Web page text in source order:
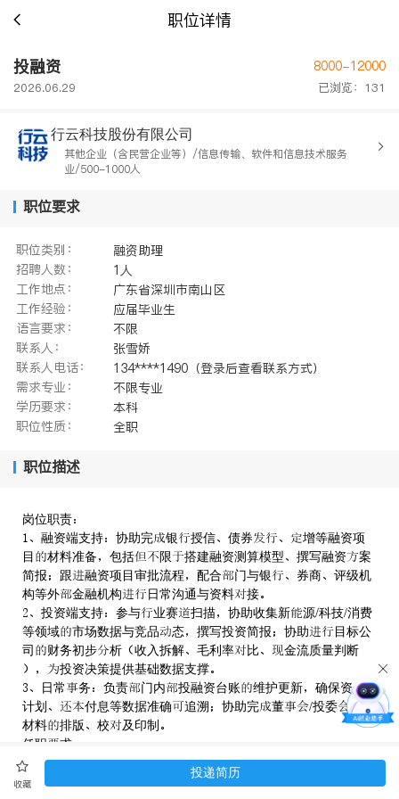
职位详情
投融资 8000-12000
2026.06.29 已浏览：131
行云科技股份有限公司
其他企业（含民营企业等）/信息传输、软件和信息技术服务
业/500-1000人
职位要求
职位类别：
融资助理
招聘人数：
1人
工作地点：
广东省深圳市南山区
工作经验：
应届毕业生
语言要求：
不限
联系人：
张雪娇
联系人电话：
134****1490（登录后查看联系方式）
需求专业：
不限专业
学历要求：
本科
职位性质：
全职
职位描述
岗位职责
融资端支持协助完银授信债券增等融资项
目材料准备包括限搭建融资测算模型撰写融资案
简报跟融资项目审批流程配合门与银券商评级机
构等外金融机构日常沟通与资料接
投资端支持参与业赛扫描协助收集新源/科技/消费
等领域市场数据与竞品态撰写投资简报协助目标公
司财务初步析收入拆解毛利率比金流质量判断
投资决策提供基础数据支撑
日常务负责门内投融资台账维护更新确保资金
计划付息等数据准确追溯协助完董/投委汇报
材料排版校及印制
任职求
历专业金融济计财务管等专业
届毕业硕士历优先科优秀者欢迎
收藏
投递简历